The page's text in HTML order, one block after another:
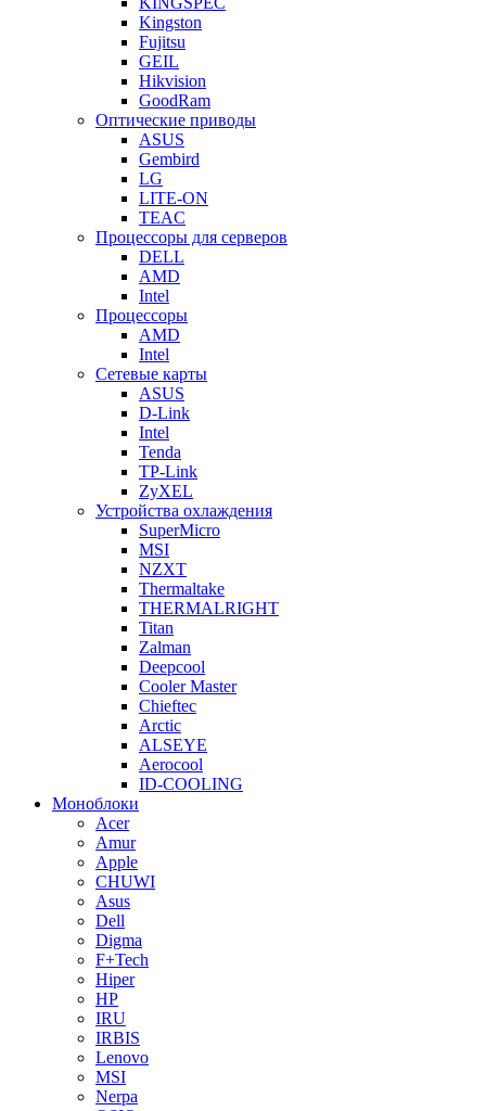
Kingston
Fujitsu
GEIL
Hikvision
GoodRam
Оптические приводы
ASUS
Gembird
LG
LITE-ON
TEAC
Процессоры для серверов
DELL
AMD
Intel
Процессоры
AMD
Intel
Сетевые карты
ASUS
D-Link
Intel
Tenda
TP-Link
ZyXEL
Устройства охлаждения
SuperMicro
MSI
NZXT
Thermaltake
THERMALRIGHT
Titan
Zalman
Deepcool
Cooler Master
Chieftec
Arctic
ALSEYE
Aerocool
ID-COOLING
Моноблоки
Acer
Amur
Apple
CHUWI
Asus
Dell
Digma
F+Tech
Hiper
HP
IRU
IRBIS
Lenovo
MSI
Nerpa